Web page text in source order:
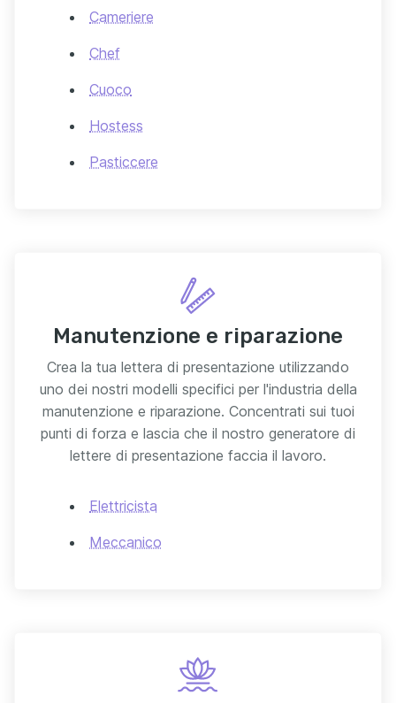
Cameriere
Chef
Cuoco
Hostess
Pasticcere
Manutenzione e riparazione
Crea la tua lettera di presentazione utilizzando
uno dei nostri modelli specifici per l'industria della
manutenzione e riparazione. Concentrati sui tuoi
punti di forza e lascia che il nostro generatore di
lettere di presentazione faccia il lavoro.
Elettricista
Meccanico